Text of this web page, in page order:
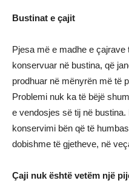
Bustinat e çajit
Pjesa më e madhe e
konservuar në bustina, që
prodhuar në mënyrën më të
Problemi nuk ka të bëjë
e vendosjes së tij në
konservimi bën që të
dobishme të gjetheve, në
Çaji nuk është vetëm një